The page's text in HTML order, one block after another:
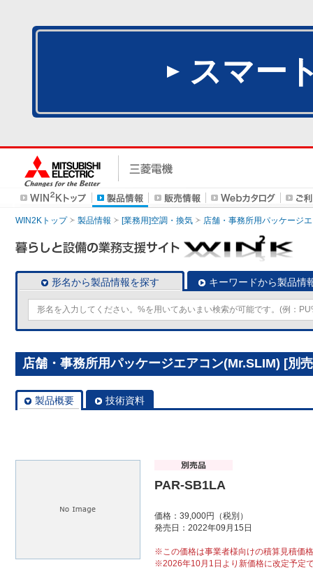
スマー
WIN2Kトップ 製品情報 [業務用]空調・換気 店舗・事務所用パッケージ
形名から製品情報を探す キーワードから製品情
店舗・事務所用パッケージエアコン(Mr.SLIM) [別
製品概要 技術資料
PAR-SB1LA
価格：39,000円（税別）
発売日：2022年09月15日
※この価格は事業者様向けの積算見積価
※2026年10月1日より新価格に改定予定